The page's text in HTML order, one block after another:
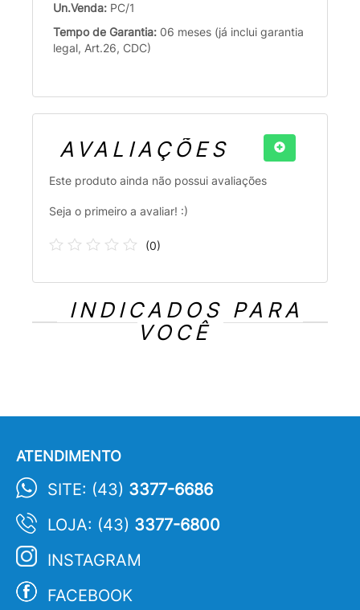
Un.Venda: PC/1
Tempo de Garantia: 06 meses (já inclui garantia
legal, Art.26, CDC)
AVALIAÇÕES
Este produto ainda não possui avaliações
Seja o primeiro a avaliar! :)
(0)
INDICADOS PARA
VOCÊ
ATENDIMENTO
SITE: (43) 3377-6686
LOJA: (43) 3377-6800
INSTAGRAM
FACEBOOK